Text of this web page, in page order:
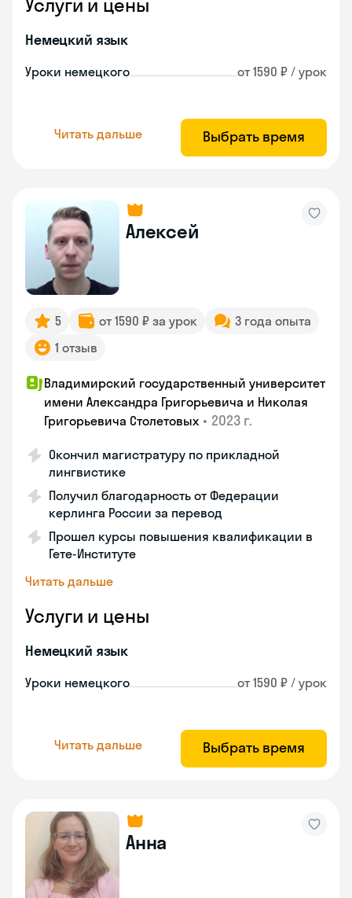
Услуги и цены
Немецкий язык
Уроки немецкого от 1590 ₽ / урок
Читать дальше Выбрать время
Алексей
5 от 1590 ₽ за урок
3 года опыта
1 отзыв
Владимирский государственный университет
имени Александра Григорьевича и Николая
Григорьевича Столетовых • 2023 г.
Окончил магистратуру по прикладной
лингвистике
Получил благодарность от Федерации
керлинга России за перевод
Прошел курсы повышения квалификации в
Гете-Институте
Читать дальше
Услуги и цены
Немецкий язык
Уроки немецкого от 1590 ₽ / урок
Читать дальше Выбрать время
Анна